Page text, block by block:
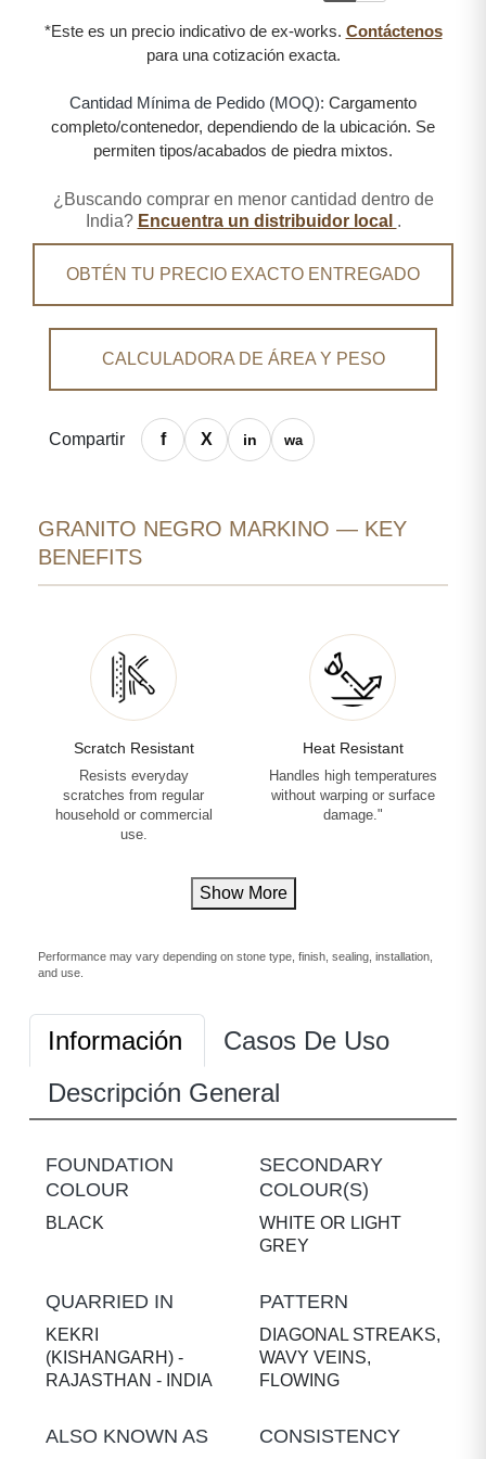
*Este es un precio indicativo de ex-works. Contáctenos
para una cotización exacta.
Cantidad Mínima de Pedido (MOQ): Cargamento
completo/contenedor, dependiendo de la ubicación. Se
permiten tipos/acabados de piedra mixtos.
¿Buscando comprar en menor cantidad dentro de
India? Encuentra un distribuidor local .
OBTÉN TU PRECIO EXACTO ENTREGADO
CALCULADORA DE ÁREA Y PESO
Compartir
GRANITO NEGRO MARKINO — KEY
BENEFITS
Scratch Resistant
Resists everyday
scratches from regular
household or commercial
use.
Heat Resistant
Handles high temperatures
without warping or surface
damage."
Show More
Performance may vary depending on stone type, finish, sealing, installation,
and use.
Información
Casos De Uso
Descripción General
FOUNDATION
COLOUR
BLACK
SECONDARY
COLOUR(S)
WHITE OR LIGHT
GREY
QUARRIED IN
KEKRI
(KISHANGARH) -
RAJASTHAN - INDIA
PATTERN
DIAGONAL STREAKS,
WAVY VEINS,
FLOWING
ALSO KNOWN AS CONSISTENCY